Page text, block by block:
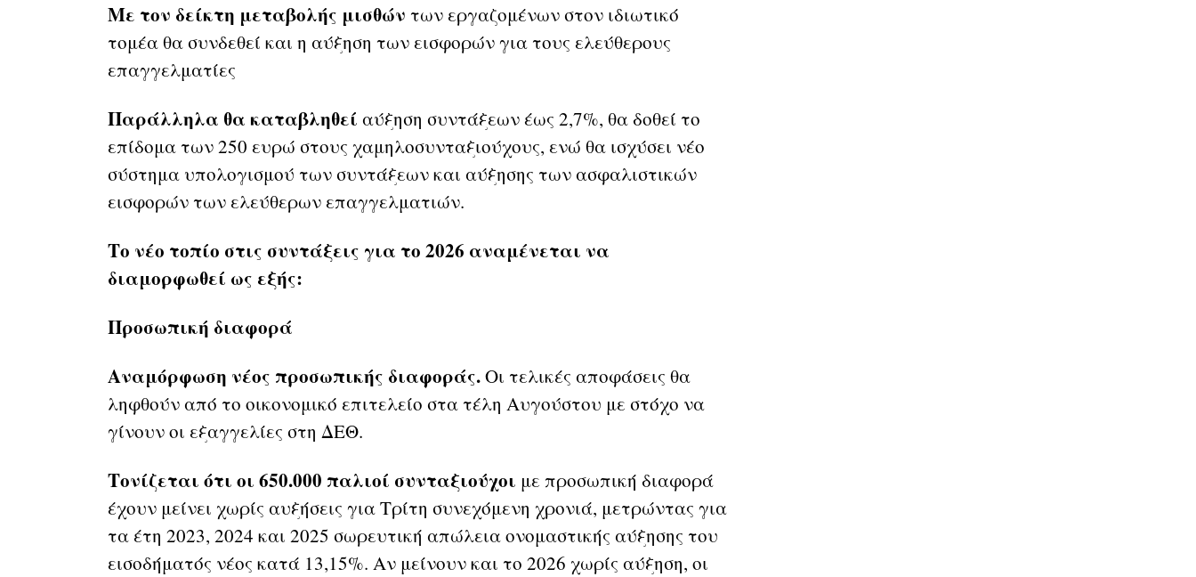
Με τον δείκτη μεταβολής μισθών των εργαζομένων στον ιδιωτικό
τομέα θα συνδεθεί και η αύξηση των εισφορών για τους ελεύθερους
επαγγελματίες
Παράλληλα θα καταβληθεί αύξηση συντάξεων έως 2,7%, θα δοθεί το
επίδομα των 250 ευρώ στους χαμηλοσυνταξιούχους, ενώ θα ισχύσει νέο
σύστημα υπολογισμού των συντάξεων και αύξησης των ασφαλιστικών
εισφορών των ελεύθερων επαγγελματιών.
Το νέο τοπίο στις συντάξεις για το 2026 αναμένεται να
διαμορφωθεί ως εξής:
Προσωπική διαφορά
Αναμόρφωση νέος προσωπικής διαφοράς.Οι τελικές αποφάσεις θα
ληφθούν από το οικονομικό επιτελείο στα τέλη Αυγούστου με στόχο να
γίνουν οι εξαγγελίες στη ΔΕΘ.
Τονίζεται ότι οι 650.000 παλιοί συνταξιούχοι με προσωπική διαφορά
έχουν μείνει χωρίς αυξήσεις για Τρίτη συνεχόμενη χρονιά, μετρώντας για
τα έτη 2023, 2024 και 2025 σωρευτική απώλεια ονομαστικής αύξησης του
εισοδήματός νέος κατά 13,15%. Αν μείνουν και το 2026 χωρίς αύξηση, οι